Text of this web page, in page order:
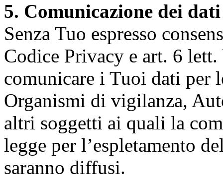
5. Comunicazione dei dati
Senza Tuo espresso
Codice Privacy e art. 6
comunicare i Tuoi dati per
Organismi di vigilanza,
altri soggetti ai quali la
legge per l’espletamento
saranno diffusi.